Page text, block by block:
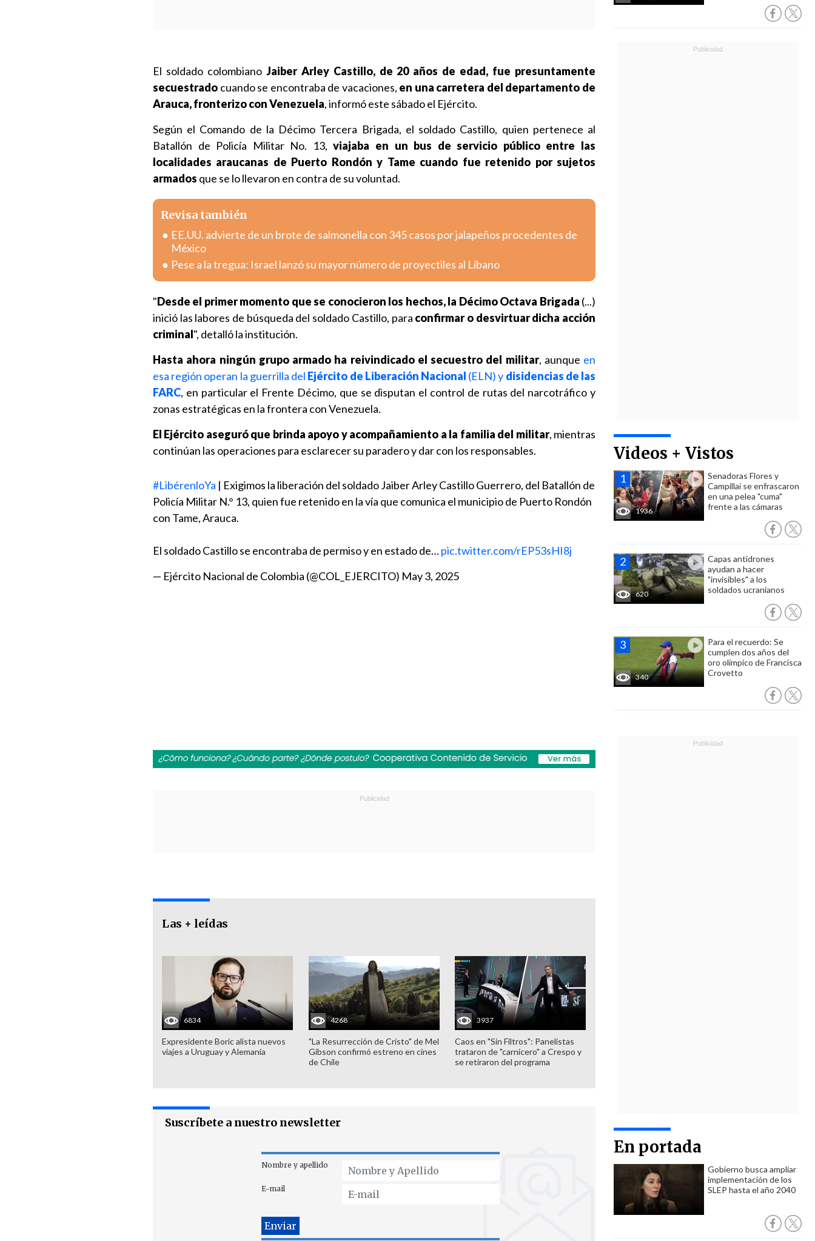
Videos + Vistos
1936
Senadoras Flores y
Campillai se enfrascaron
en una pelea "cuma"
frente a las cámaras
620
Capas antidrones
ayudan a hacer
"invisibles" a los
soldados ucranianos
340
Para el recuerdo: Se
cumplen dos años del
oro olímpico de Francisca
Crovetto
En portada
Gobierno busca ampliar
implementación de los
SLEP hasta el año 2040
El soldado colombiano Jaiber Arley Castillo, de 20 años de edad, fue presuntamente
secuestrado cuando se encontraba de vacaciones, en una carretera del departamento de
Arauca, fronterizo con Venezuela, informó este sábado el Ejército.
Según el Comando de la Décimo Tercera Brigada, el soldado Castillo, quien pertenece al
Batallón de Policía Militar No. 13,viajaba en un bus de servicio público entre las
localidades araucanas de Puerto Rondón y Tame cuando fue retenido por sujetos
armados que se lo llevaron en contra de su voluntad.
Revisa también
EE.UU. advierte de un brote de salmonella con 345 casos por jalapeños procedentes de
México
Pese a la tregua: Israel lanzó su mayor número de proyectiles al Líbano
"Desde el primer momento que se conocieron los hechos, la Décimo Octava Brigada (...)
inició las labores de búsqueda del soldado Castillo, para confirmar o desvirtuar dicha acción
criminal", detalló la institución.
Hasta ahora ningún grupo armado ha reivindicado el secuestro del militar, aunque en
esa región operan la guerrilla del Ejército de Liberación Nacional (ELN) y disidencias de las
FARC, en particular el Frente Décimo, que se disputan el control de rutas del narcotráfico y
zonas estratégicas en la frontera con Venezuela.
El Ejército aseguró que brinda apoyo y acompañamiento a la familia del militar, mientras
continúan las operaciones para esclarecer su paradero y dar con los responsables.
#LibérenloYa | Exigimos la liberación del soldado Jaiber Arley Castillo Guerrero, del Batallón de
Policía Militar N.° 13, quien fue retenido en la vía que comunica el municipio de Puerto Rondón
con Tame, Arauca.
El soldado Castillo se encontraba de permiso y en estado de…pic.twitter.com/rEP53sHI8j
— Ejército Nacional de Colombia (@COL_EJERCITO) May 3, 2025
Las + leídas
6834
Expresidente Boric alista nuevos
viajes a Uruguay y Alemania
4268
"La Resurrección de Cristo" de Mel
Gibson confirmó estreno en cines
de Chile
3937
Caos en "Sin Filtros": Panelistas
trataron de "carnicero" a Crespo y
se retiraron del programa
Suscríbete a nuestro newsletter
Nombre y apellido
E-mail